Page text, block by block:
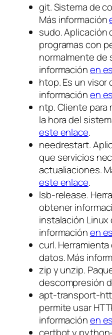
git. Sistema de
Más información
sudo. Aplicación
programas con
normalmente de
informaciónen
htop. Es un visor
informaciónen
ntp. Cliente para
la hora del
este enlace.
needrestart.
que servicios
actualiaciones.
este enlace.
lsb-release.
obtener
instalación Linux
informaciónen
curl.
datos. Más
zip y unzip.
descompresión
apt-transport-
permite usar
informaciónen